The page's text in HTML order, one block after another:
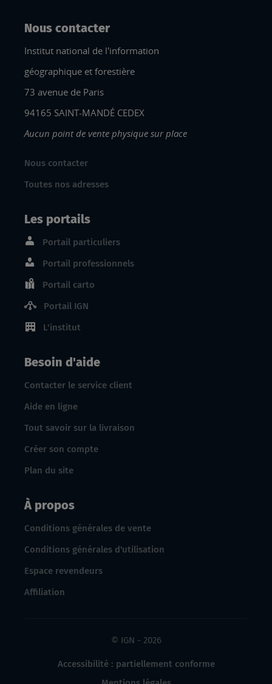
Nous contacter
Institut national de l'information
géographique et forestière
73 avenue de Paris
94165 SAINT-MANDÉ CEDEX
Aucun point de vente physique sur place
Nous contacter
Toutes nos adresses
Les portails
Portail particuliers
Portail professionnels
Portail carto
Portail IGN
L'institut
Besoin d'aide
Contacter le service client
Aide en ligne
Tout savoir sur la livraison
Créer son compte
Plan du site
À propos
Conditions générales de vente
Conditions générales d'utilisation
Espace revendeurs
Affiliation
© IGN - 2026
Accessibilité : partiellement conforme